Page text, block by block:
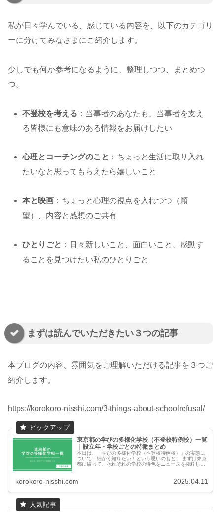
私が日々学んでいる、感じている内容を、以下のカテゴリ
ーに分けてみなさまにご紹介します。
少しでも何か参考になるように、整理しつつ、まとめつ
つ。
不登校を考える ：当事者のあなたも、当事者を支え
る皆様にも意味のある情報をお届けしたい
心理とコーチングのこと ：ちょっと生活に取り入れ
たいなと思ってもらえたら嬉しいこと
本と映画 ：ちょっと心理の視点を入れつつ（願
望）、内容と感想のご共有
ひとりごと ：日々新しいこと、面白いこと、感動す
ることを見つけたい私のひとりごと
まずは読んでいただきたい３つの記事
本ブログの内容、雰囲気をご理解いただける記事を３つご
紹介します。
https://korokoro-nisshi.com/3-things-about-schoolrefusal/
東京都の学びの多様化学校（不登校特例校）一覧
｜設立年・学校ごとの特徴まとめ
本日は、「学びの多様化学校（不登校特例校）」の実態に
ついて、細かく知りたい！という思いのもと、 まずは東京
都に絞って、それぞれの学校の特色をニュースを抜粋しな
korokoro-nisshi.com 2025.04.11